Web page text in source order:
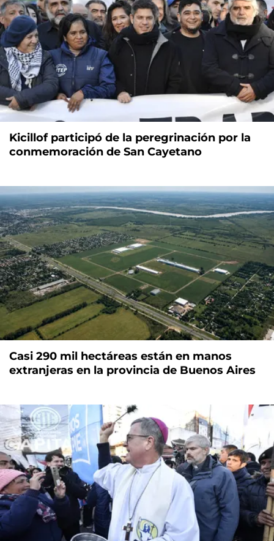
Kicillof participó de la peregrinación por la
conmemoración de San Cayetano
Casi 290 mil hectáreas están en manos
extranjeras en la provincia de Buenos Aires